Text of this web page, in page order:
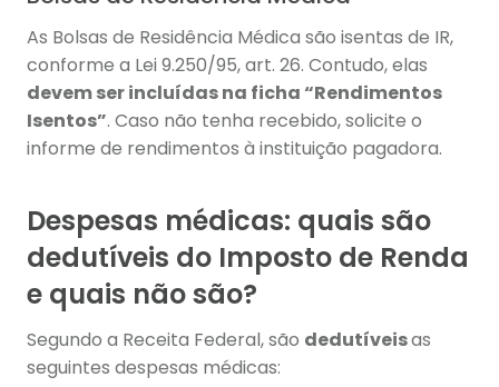
As Bolsas de Residência Médica são isentas de IR,
conforme a Lei 9.250/95, art. 26. Contudo, elas
devem ser incluídas na ficha “Rendimentos
Isentos”. Caso não tenha recebido, solicite o
informe de rendimentos à instituição pagadora.
Despesas médicas: quais são
dedutíveis do Imposto de Renda
e quais não são?
Segundo a Receita Federal, são dedutíveisas
seguintes despesas médicas: